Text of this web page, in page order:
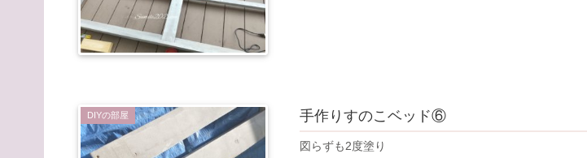
DIYの部屋 手作りすのこベッド⑥
図らずも2度塗り